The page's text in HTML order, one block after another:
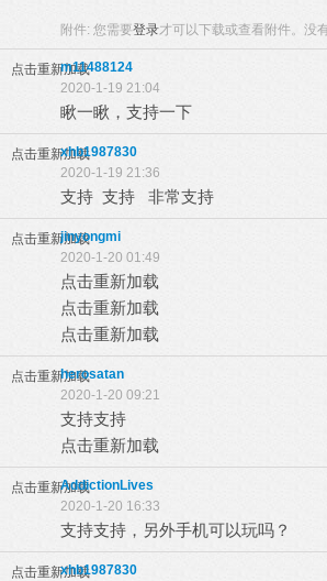
附件: 您需要登录才可以下载或查看附件。没
点击重新加载m11488124
2020-1-19 21:04
瞅一瞅，支持一下
点击重新加载xhb1987830
2020-1-19 21:36
支持 支持 非常支持
点击重新加载jinyongmi
2020-1-20 01:49
点击重新加载
点击重新加载
点击重新加载
点击重新加载herosatan
2020-1-20 09:21
支持支持
点击重新加载
点击重新加载AddictionLives
2020-1-20 16:33
支持支持，另外手机可以玩吗？
点击重新加载xhb1987830